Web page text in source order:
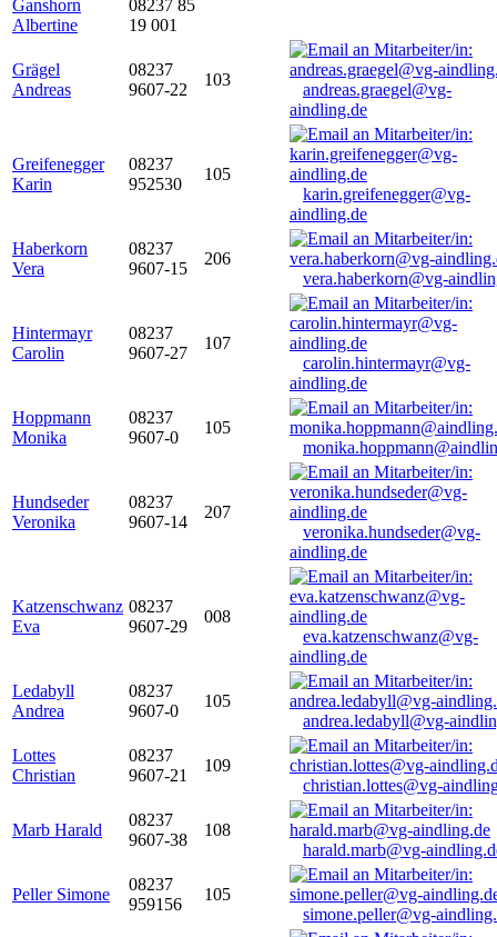
Ganshorn
Albertine
08237 85
19 001
Grägel
Andreas
08237
9607-22
103
andreas.graegel@vg-
aindling.de
Greifenegger
Karin
08237
952530
105
karin.greifenegger@vg-
aindling.de
Haberkorn
Vera
08237
9607-15
206
vera.haberkorn@vg-
Hintermayr
Carolin
08237
9607-27
107
carolin.hintermayr@vg-
aindling.de
Hoppmann
Monika
08237
9607-0
105
Hundseder
Veronika
08237
9607-14
207
veronika.hundseder@vg-
aindling.de
Katzenschwanz
Eva
08237
9607-29
008
eva.katzenschwanz@vg-
aindling.de
Ledabyll
Andrea
08237
9607-0
105
andrea.ledabyll@vg-
Lottes
Christian
08237
9607-21
109
christian.lottes@vg-
Marb Harald
08237
9607-38
108
harald.marb@vg-
Peller Simone
08237
959156
105
simone.peller@vg-